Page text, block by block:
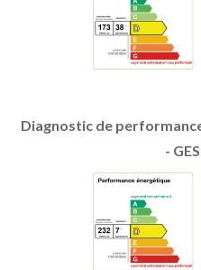
Diagnostic de
-